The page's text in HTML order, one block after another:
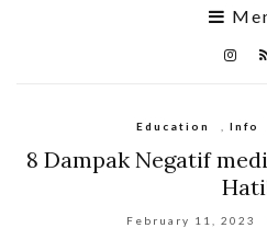
Education Info
8 Dampak Negatif
February 11, 2023